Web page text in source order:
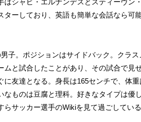
ーしており、英語も簡単な会話なら可
子。ポジションはサイドバック。クラ
ムと試合したことがあり、その試合で見
友達となる。身長は165センチで、体
ものは豆腐と理科。好きなタイプは優
サッカー選手のWikiを見て過ごしてい